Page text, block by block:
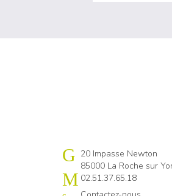
Cap emploi 85
20 Impasse Newton
85000 La Roche sur
02.51.37.65.18